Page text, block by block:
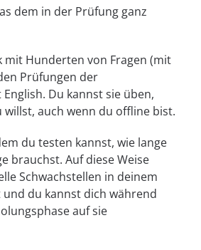
dem in der Prüfung ganz
mit Hunderten von Fragen (mit
Prüfungen der
Du kannst sie üben,
auch wenn du offline bist.
du testen kannst, wie lange
brauchst. Auf diese Weise
Schwachstellen in deinem
du kannst dich während
auf sie